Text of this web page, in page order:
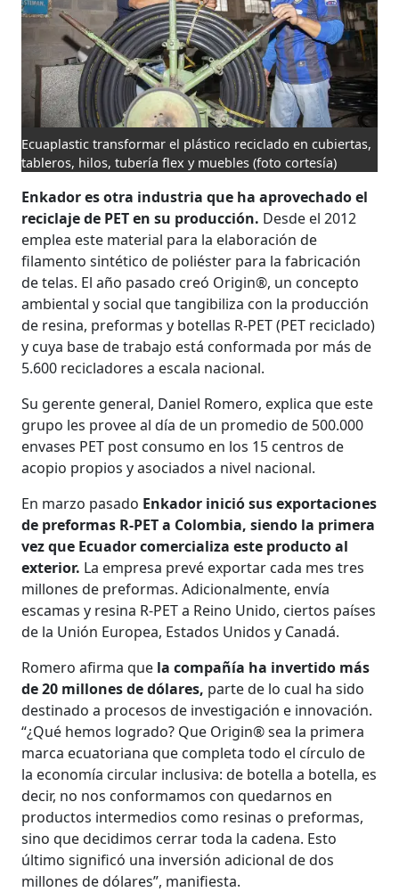
Ecuaplastic transformar el plástico reciclado en cubiertas,
tableros, hilos, tubería flex y muebles (foto cortesía)
Enkador es otra industria que ha aprovechado el
reciclaje de PET en su producción. Desde el 2012
emplea este material para la elaboración de
filamento sintético de poliéster para la fabricación
de telas. El año pasado creó Origin®, un concepto
ambiental y social que tangibiliza con la producción
de resina, preformas y botellas R-PET (PET reciclado)
y cuya base de trabajo está conformada por más de
5.600 recicladores a escala nacional.
Su gerente general, Daniel Romero, explica que este
grupo les provee al día de un promedio de 500.000
envases PET post consumo en los 15 centros de
acopio propios y asociados a nivel nacional.
En marzo pasado Enkador inició sus exportaciones
de preformas R-PET a Colombia, siendo la primera
vez que Ecuador comercializa este producto al
exterior. La empresa prevé exportar cada mes tres
millones de preformas. Adicionalmente, envía
escamas y resina R-PET a Reino Unido, ciertos países
de la Unión Europea, Estados Unidos y Canadá.
Romero afirma que la compañía ha invertido más
de 20 millones de dólares, parte de lo cual ha sido
destinado a procesos de investigación e innovación.
“¿Qué hemos logrado? Que Origin® sea la primera
marca ecuatoriana que completa todo el círculo de
la economía circular inclusiva: de botella a botella, es
decir, no nos conformamos con quedarnos en
productos intermedios como resinas o preformas,
sino que decidimos cerrar toda la cadena. Esto
último significó una inversión adicional de dos
millones de dólares”, manifiesta.